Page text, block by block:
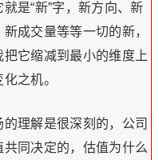
是“新”字，新方向、新
成交量等等一切的新，
它缩减到最小的维度上
之机。
理解是很深刻的，公司
同决定的，估值为什么